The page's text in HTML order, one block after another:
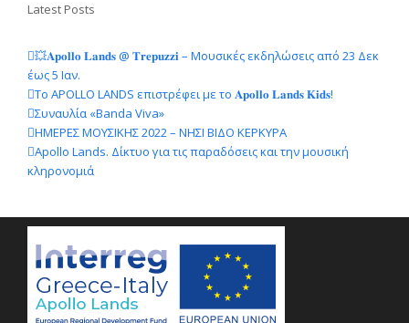
Latest Posts
💥𝐀𝐩𝐨𝐥𝐥𝐨 𝐋𝐚𝐧𝐝𝐬 @ 𝐓𝐫𝐞𝐩𝐮𝐳𝐳𝐢 – Μουσικές εκδηλώσεις από 23 Δεκ
έως 5 Ιαν.
Το APOLLO LANDS επιστρέφει με το 𝐀𝐩𝐨𝐥𝐥𝐨 𝐋𝐚𝐧𝐝𝐬 𝐊𝐢𝐝𝐬!
Συναυλία «Banda Viva»
ΗΜΕΡΕΣ ΜΟΥΣΙΚΗΣ 2022 – ΝΗΣΙ ΒΙΔΟ ΚΕΡΚΥΡΑ
Apollo Lands. Δίκτυο για τις παραδόσεις και την μουσική
κληρονομιά